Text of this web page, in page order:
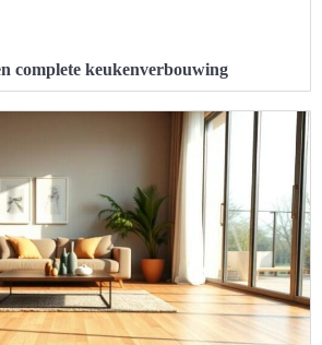
complete keukenverbouwing